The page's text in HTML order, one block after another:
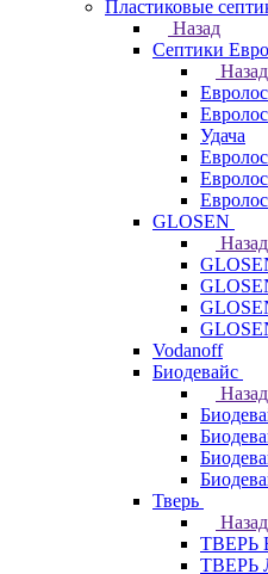
Пластиковые
Назад
Септики
Назад
Удача
GLOSEN
Назад
Vodanoff
Биодевайс
Назад
Тверь
Назад
ТВЕРЬ
ТВЕРЬ